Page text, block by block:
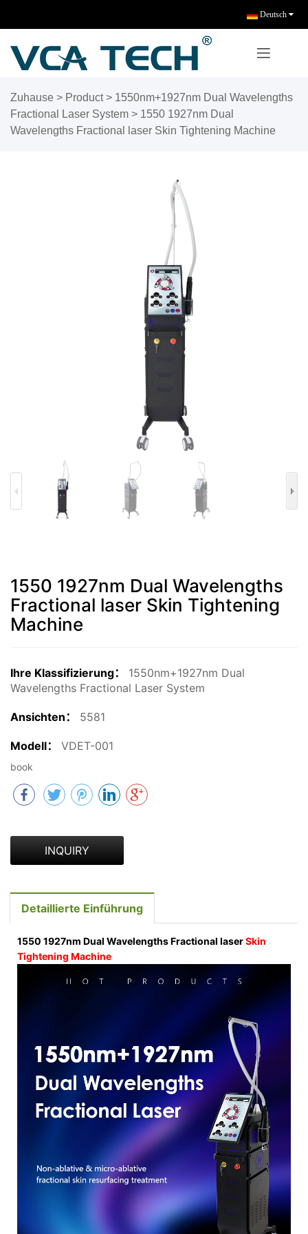
Deutsch
Zuhause > Product> 1550nm+1927nm Dual Wavelengths
Fractional Laser System > 1550 1927nm Dual
Wavelengths Fractional laser Skin Tightening Machine
1550 1927nm Dual Wavelengths
Fractional laser Skin Tightening
Machine
Ihre Klassifizierung：
1550nm+1927nm Dual
Wavelengths Fractional Laser System
Ansichten： 5581
Modell： VDET-001
book
INQUIRY
Detaillierte Einführung
1550 1927nm Dual Wavelengths Fractional laserSkin
Tightening Machine